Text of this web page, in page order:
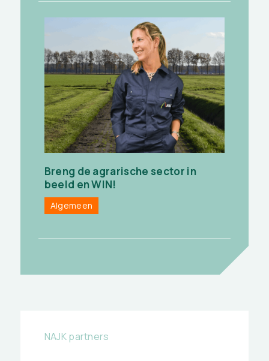
Breng de agrarische sector in
beeld en WIN!
Algemeen
NAJK partners